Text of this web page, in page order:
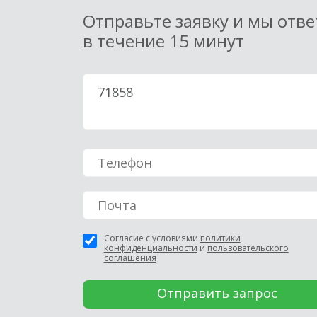
Отправьте заявку и мы
в течение 15 минут
Согласие с условиями политики
конфиденциальности и пользовательского
соглашения